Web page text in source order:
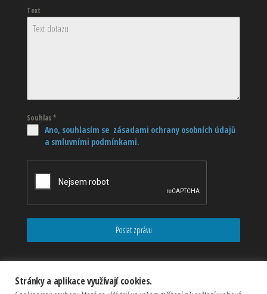
Text
Souhlas*
Ano, souhlasím se zásadami ochrany osobních údajů
a smluvními podmínkami.
Poslat zprávu
Stránky a aplikace využívají cookies.